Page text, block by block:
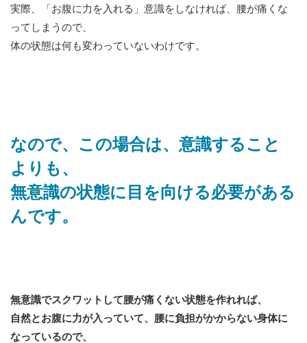
実際、「お腹に力を入れる」意識をしなければ、腰が痛くな
ってしまうので、
体の状態は何も変わっていないわけです。
なので、この場合は、意識すること
よりも、
無意識の状態に目を向ける必要がある
んです。
無意識でスクワットして腰が痛くない状態を作れれば、
自然とお腹に力が入っていて、腰に負担がかからない身体に
なっているので、